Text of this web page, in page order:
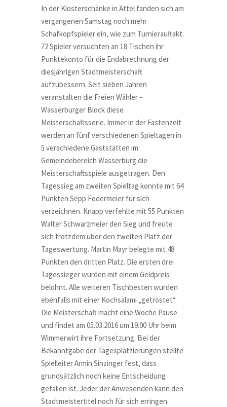
In der Klosterschänke in Attel fanden sich am
vergangenen Samstag noch mehr
Schafkopfspieler ein, wie zum Turnierauftakt.
72 Spieler versuchten an 18 Tischen ihr
Punktekonto für die Endabrechnung der
diesjährigen Stadtmeisterschaft
aufzubessern. Seit sieben Jahren
veranstalten die Freien Wähler –
Wasserburger Block diese
Meisterschaftsserie. Immer in der Fastenzeit
werden an fünf verschiedenen Spieltagen in
5 verschiedene Gaststätten im
Gemeindebereich Wasserburg die
Meisterschaftsspiele ausgetragen. Den
Tagessieg am zweiten Spieltag konnte mit 64
Punkten Sepp Fodermeier für sich
verzeichnen. Knapp verfehlte mit 55 Punkten
Walter Schwarzmeier den Sieg und freute
sich trotzdem über den zweiten Platz der
Tageswertung. Martin Mayr belegte mit 48
Punkten den dritten Platz. Die ersten drei
Tagessieger wurden mit einem Geldpreis
belohnt. Alle weiteren Tischbesten wurden
ebenfalls mit einer Kochsalami „getröstet“.
Die Meisterschaft macht eine Woche Pause
und findet am 05.03.2016 um 19.00 Uhr beim
Wimmerwirt ihre Fortsetzung. Bei der
Bekanntgabe der Tagesplatzierungen stellte
Spielleiter Armin Sinzinger fest, dass
grundsätzlich noch keine Entscheidung
gefallen ist. Jeder der Anwesenden kann den
Stadtmeistertitel noch für sich erringen.